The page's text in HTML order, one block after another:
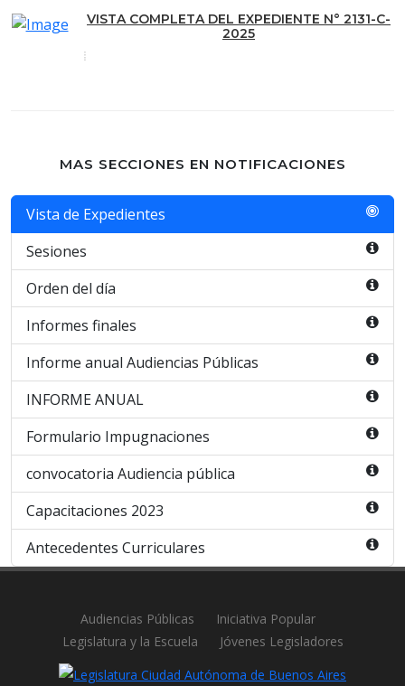
VISTA COMPLETA DEL EXPEDIENTE N° 2131-C-
2025
MAS SECCIONES EN NOTIFICACIONES
Vista de Expedientes
Sesiones
Orden del día
Informes finales
Informe anual Audiencias Públicas
INFORME ANUAL
Formulario Impugnaciones
convocatoria Audiencia pública
Capacitaciones 2023
Antecedentes Curriculares
Audiencias Públicas
Iniciativa Popular
Legislatura y la Escuela
Jóvenes Legisladores